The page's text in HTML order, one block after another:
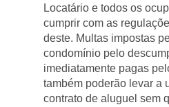
Locatário e todos os
cumprir com as
deste. Multas impostas
condomínio pelo
imediatamente pagas
também poderão levar a
contrato de aluguel sem